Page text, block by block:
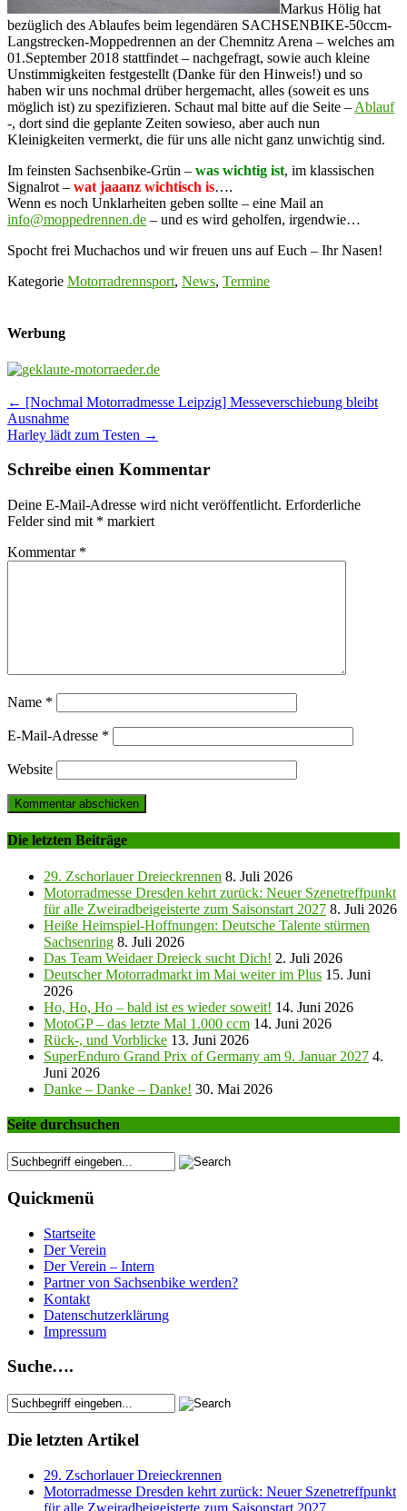
Markus Hölig hat
bezüglich des Ablaufes beim legendären SACHSENBIKE-50ccm-
Langstrecken-Moppedrennen an der Chemnitz Arena – welches am
01.September 2018 stattfindet – nachgefragt, sowie auch kleine
Unstimmigkeiten festgestellt (Danke für den Hinweis!) und so
haben wir uns nochmal drüber hergemacht, alles (soweit es uns
möglich ist) zu spezifizieren. Schaut mal bitte auf die Seite – Ablauf
-, dort sind die geplante Zeiten sowieso, aber auch nun
Kleinigkeiten vermerkt, die für uns alle nicht ganz unwichtig sind.
Im feinsten Sachsenbike-Grün – was wichtig ist, im klassischen
Signalrot – wat jaaanz wichtisch is….
Wenn es noch Unklarheiten geben sollte – eine Mail an
info@moppedrennen.de – und es wird geholfen, irgendwie…
Spocht frei Muchachos und wir freuen uns auf Euch – Ihr Nasen!
Kategorie Motorradrennsport, News, Termine
Werbung
Post
navigation
← [Nochmal Motorradmesse Leipzig] Messeverschiebung bleibt
Ausnahme
Harley lädt zum Testen →
Schreibe einen Kommentar
Deine E-Mail-Adresse wird nicht veröffentlicht. Erforderliche
Felder sind mit * markiert
Kommentar *
Name *
E-Mail-Adresse *
Website
Die letzten Beiträge
29. Zschorlauer Dreieckrennen 8. Juli 2026
Motorradmesse Dresden kehrt zurück: Neuer Szenetreffpunkt
für alle Zweiradbeigeisterte zum Saisonstart 2027 8. Juli 2026
Heiße Heimspiel-Hoffnungen: Deutsche Talente stürmen
Sachsenring 8. Juli 2026
Das Team Weidaer Dreieck sucht Dich! 2. Juli 2026
Deutscher Motorradmarkt im Mai weiter im Plus 15. Juni
2026
Ho, Ho, Ho – bald ist es wieder soweit! 14. Juni 2026
MotoGP – das letzte Mal 1.000 ccm 14. Juni 2026
Rück-, und Vorblicke 13. Juni 2026
SuperEnduro Grand Prix of Germany am 9. Januar 2027 4.
Juni 2026
Danke – Danke – Danke! 30. Mai 2026
Seite durchsuchen
Quickmenü
Startseite
Der Verein
Der Verein – Intern
Partner von Sachsenbike werden?
Kontakt
Datenschutzerklärung
Impressum
Suche….
Die letzten Artikel
29. Zschorlauer Dreieckrennen
Motorradmesse Dresden kehrt zurück: Neuer Szenetreffpunkt
für alle Zweiradbeigeisterte zum Saisonstart 2027